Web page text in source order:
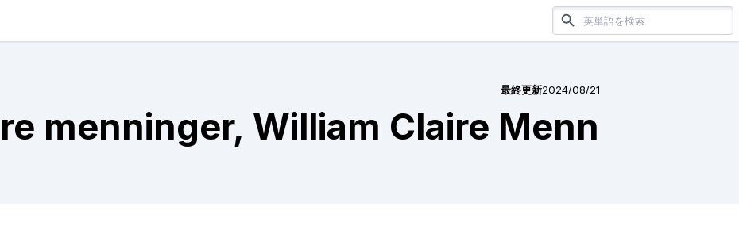
最終更新2024/08/21
menninger, William Claire Menn